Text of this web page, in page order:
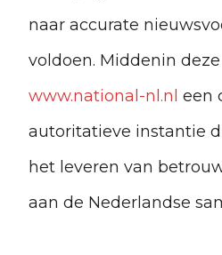
naar accurate
voldoen. Middenin
www.national-nl.nl een
autoritatieve instantie
het leveren van
aan de Nederlandse